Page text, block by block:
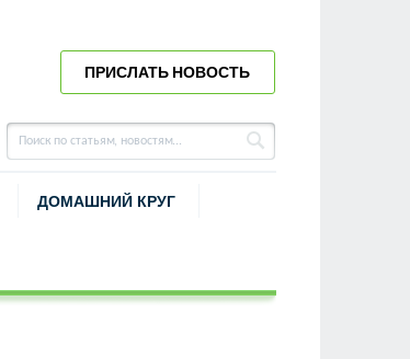
ПРИСЛАТЬ НОВОСТЬ
ДОМАШНИЙ КРУГ